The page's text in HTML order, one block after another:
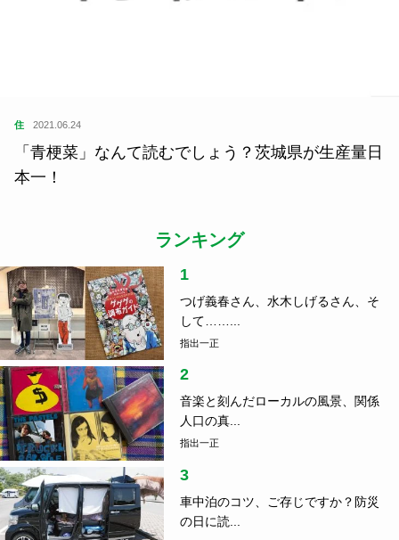
住 2021.06.24
「青梗菜」なんて読むでしょう？茨城県が生産量日
本一！
ランキング
1
つげ義春さん、水木しげるさん、そ
して……...
指出一正
2
音楽と刻んだローカルの風景、関係
人口の真...
指出一正
3
車中泊のコツ、ご存じですか？防災
の日に読...